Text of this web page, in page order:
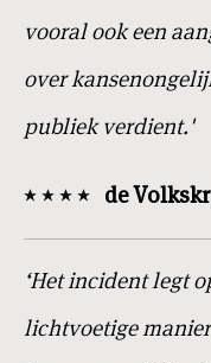
de
vooral ook een
over
publiek verdient.'
‘Het incident legt
lichtvoetige